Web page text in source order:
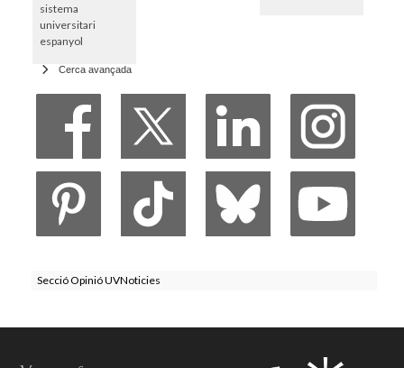
sistema
universitari
espanyol
Cerca avançada
Secció Opinió UVNoticies